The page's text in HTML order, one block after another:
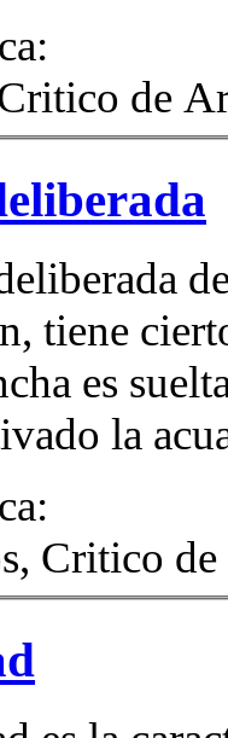
de
tiene
es
la
Critico